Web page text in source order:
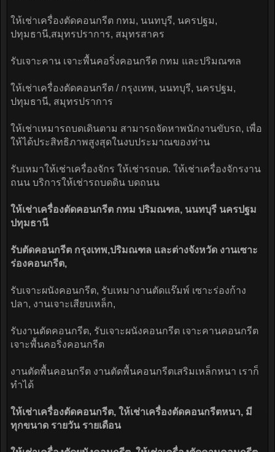
ให้เช่าเครื่องตัดคอนกรีต กทม, นนทบุรี, นครปฐม,
ปทุมธานี,สมุทรปราการ, สมุทรสาคร
รับเจาะคาน เจาะพื้นคอริ่งคอนกรีต กทม และปริมณฑล
ให้เช่าเครื่องตัดคอนกรีต / กรุงเทพ, นนทบุรี, นครปฐม,
ปทุมธานี, สมุทรปราการ
ให้เช่าเหมารถบดเดินตาม สามารถจัดหาพนักงานขับรถ, เพื่อ
ให้ได้ประสิทธิภาพสูงสุดในงบประมาณของท่าน
รับเหมาให้เช่าเครื่องจักร ให้เช่ารถบด. ให้เช่าเครื่องจักรงาน
ถนน บริการให้เช่ารถบดดิน บดถนน
ให้เช่าเครื่องตัดคอนกรีต กทม ปริมณฑล, นนทบุรี นครปฐม
ปทุมธานี
รับตัดคอนกรีต กรุงเทพ,ปริมณฑล และต่างจังหวัด งานเซาะ
ร่องคอนกรีต,
รับเจาะผนังคอนกรีต, รับเหมางานตัดแร๊มพ์ เซาะร่องก้าง
ปลา, งานเจาะเสียบเหล็ก,
รับงานตัดคอนกรีต, รับเจาะผนังคอนกรีต เจาะคานคอนกรีต
เจาะพื้นคอริ่งคอนกรีต
งานตัดพื้นคอนกรีต งานตัดพื้นคอนกรีตเสริมเหล็กหนา เราก็
ทำได้
ให้เช่าเครื่องตัดคอนกรีต, ให้เช่าเครื่องตัดคอนกรีตหนา, มี
ทุกขนาด รายวัน รายเดือน